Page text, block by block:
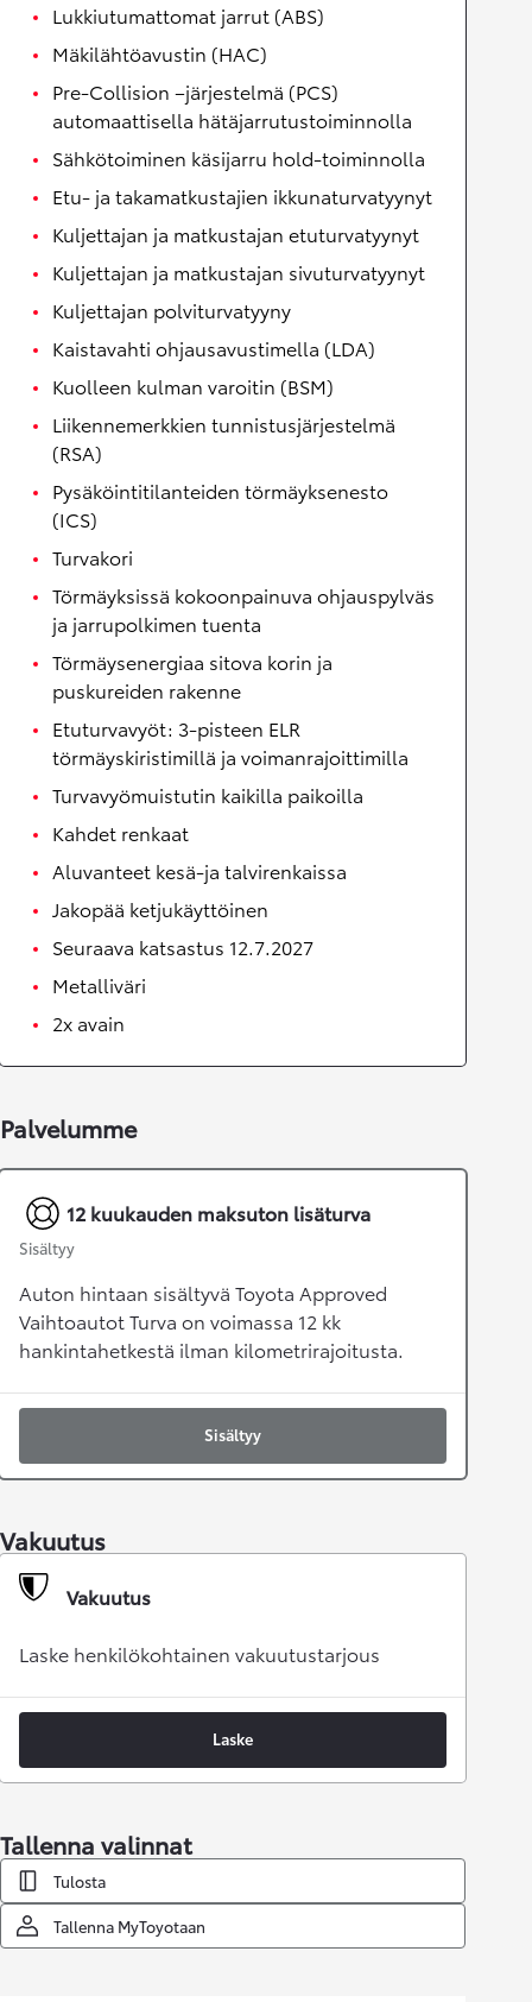
Lukkiutumattomat jarrut (ABS)
Mäkilähtöavustin (HAC)
Pre-Collision –järjestelmä (PCS)
automaattisella hätäjarrutustoiminnolla
Sähkötoiminen käsijarru hold-toiminnolla
Etu- ja takamatkustajien ikkunaturvatyynyt
Kuljettajan ja matkustajan etuturvatyynyt
Kuljettajan ja matkustajan sivuturvatyynyt
Kuljettajan polviturvatyyny
Kaistavahti ohjausavustimella (LDA)
Kuolleen kulman varoitin (BSM)
Liikennemerkkien tunnistusjärjestelmä
(RSA)
Pysäköintitilanteiden törmäyksenesto
(ICS)
Turvakori
Törmäyksissä kokoonpainuva ohjauspylväs
ja jarrupolkimen tuenta
Törmäysenergiaa sitova korin ja
puskureiden rakenne
Etuturvavyöt: 3-pisteen ELR
törmäyskiristimillä ja voimanrajoittimilla
Turvavyömuistutin kaikilla paikoilla
Kahdet renkaat
Aluvanteet kesä-ja talvirenkaissa
Jakopää ketjukäyttöinen
Seuraava katsastus 12.7.2027
Metalliväri
2x avain
Palvelumme
12 kuukauden maksuton lisäturva
Sisältyy
Auton hintaan sisältyvä Toyota Approved
Vaihtoautot Turva on voimassa 12 kk
hankintahetkestä ilman kilometrirajoitusta.
Sisältyy
Vakuutus
Vakuutus
Laske henkilökohtainen vakuutustarjous
Laske
Tallenna valinnat
Tulosta
Tallenna MyToyotaan